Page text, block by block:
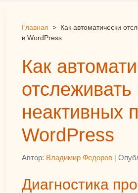
Главная > Как автоматически
в WordPress
Как
неактивных
WordPress
Автор: Владимир Федоров |
Диагностика